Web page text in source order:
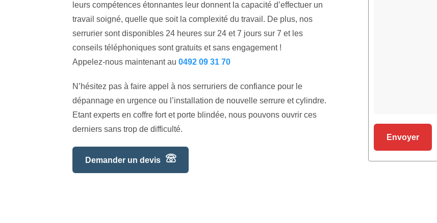
leurs compétences étonnantes leur donnent la capacité d’effectuer un
travail soigné, quelle que soit la complexité du travail. De plus, nos
serrurier sont disponibles 24 heures sur 24 et 7 jours sur 7 et les
conseils téléphoniques sont gratuits et sans engagement !
Appelez-nous maintenant au 0492 09 31 70
N’hésitez pas à faire appel à nos serruriers de confiance pour le
dépannage en urgence ou l’installation de nouvelle serrure et cylindre.
Etant experts en coffre fort et porte blindée, nous pouvons ouvrir ces
derniers sans trop de difficulté.
Demander un devis